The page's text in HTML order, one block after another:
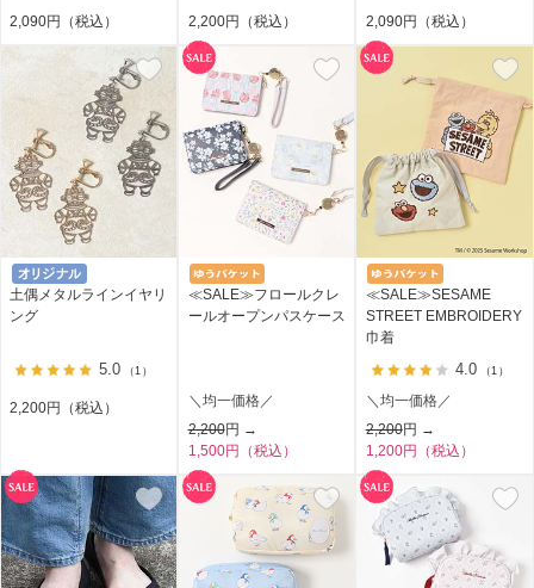
2,090円（税込） 2,200円（税込） 2,090円（税込）
土偶メタルラインイヤリ
ング
5.0 （1）
2,200円（税込）
≪SALE≫フロールクレ
ールオープンパスケース
＼均一価格／
2,200円 →
1,500円（税込）
≪SALE≫SESAME
STREET EMBROIDERY
巾着
4.0 （1）
＼均一価格／
2,200円 →
1,200円（税込）